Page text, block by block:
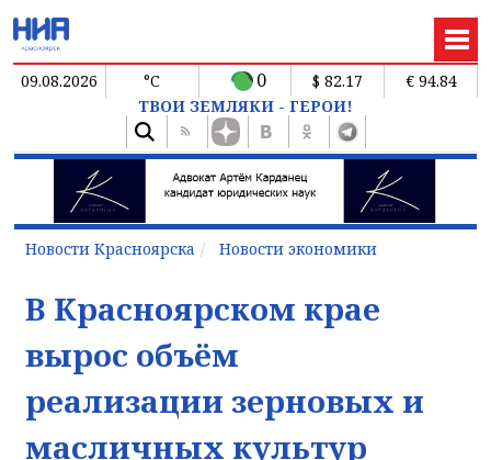
09.08.2026 °C 0 $ 82.17
€ 94.84
ТВОИ ЗЕМЛЯКИ - ГЕРОИ!
Новости Красноярска Новости экономики
В Красноярском крае
вырос объём
реализации зерновых и
масличных культур